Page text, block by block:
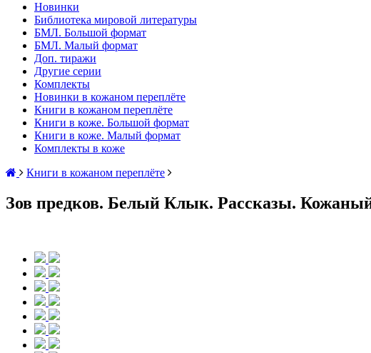
Новинки
Библиотека мировой литературы
БМЛ. Большой формат
БМЛ. Малый формат
Доп. тиражи
Другие серии
Комплекты
Новинки в кожаном переплёте
Книги в кожаном переплёте
Книги в коже. Большой формат
Книги в коже. Малый формат
Комплекты в коже
Книги в кожаном переплёте
Зов предков. Белый Клык. Рассказы.